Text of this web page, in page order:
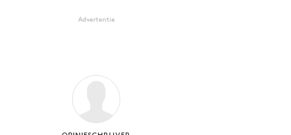
Advertentie